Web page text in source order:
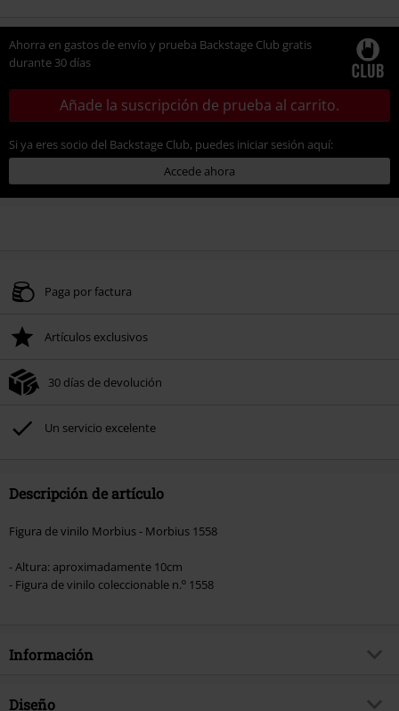
Ahorra en gastos de envío y prueba Backstage Club gratis
durante 30 días
Añade la suscripción de prueba al carrito.
Si ya eres socio del Backstage Club, puedes iniciar sesión aquí:
Accede ahora
Paga por factura
Artículos exclusivos
30 días de devolución
Un servicio excelente
Descripción de artículo
Figura de vinilo Morbius - Morbius 1558
- Altura: aproximadamente 10cm
- Figura de vinilo coleccionable n.º 1558
Información
Artículo no.
Diseño